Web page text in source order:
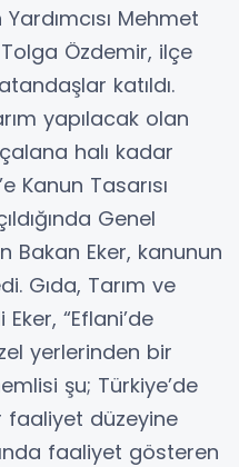
Mehmet
Özdemir, ilçe
katıldı.
yapılacak olan
halı kadar
Kanun Tasarısı
Genel
Bakan Eker, kanunun
Gıda, Tarım ve
Eker, “Eflani’de
yerlerinden bir
şu; Türkiye’de
faaliyet düzeyine
faaliyet gösteren